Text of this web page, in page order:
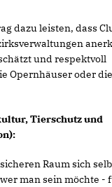
dazu leisten, dass
und respektvoll
Opernhäuser oder die
Tierschutz und
Raum sich
man sein möchte -